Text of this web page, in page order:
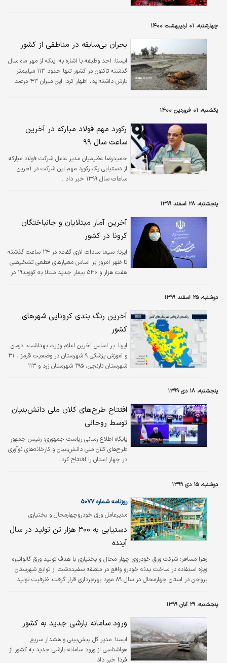
چهارشنبه، ۰۱ اردیبهشت ۱۴۰۰
بحران بی‌سابقه در مناطقی از کشور
ايسنا: احد وظیفه با اشاره به اینکه از مهر ماه سال
گذشته تاکنون در کشور تنها حدود ۱۱۳ میلیمتر
بارش داشته‌ایم، اظهار کرد: این میزان ۴۳ درصد
کاهش یافته است.
یکشنبه، ۰۱ فروردین ۱۴۰۰
رکورد مهم فولاد مبارکه در آخرین
ساعت سال ۹۹
حمیدرضا عظیمیان مدیر عامل شرکت فولاد مبارکه
از دستیابی یک رکورد مهم این شرکت در آخرین
ساعات سال ۱۳۹۹ خبر داد .
پنجشنبه، ۲۸ اسفند ۱۳۹۹
آخرین آمار مبتلایان و جانباختگان
کرونا در کشور
ایرنا:
سیما سادات لاری گفت: در ۲۴ ساعت گذشته
تا ظهر امروز بر اساس معیارهای قطعی تشخیصی
هفت هزار و ۵۳۰ بیمار جدید مبتلا به کووید۱۹ در
دوشنبه، ۲۵ اسفند ۱۳۹۹
آخرین رنگ بندی کرونایی شهرهای
کشور
ایرنا: بر اساس آخرین اعلام وزارت بهداشت، درمان
و آموزش پزشکی ۹ شهرستان در وضعیت قرمز ، ۳۱
شهرستان نارنجی، ۲۹۵ شهرستان زرد و ۱۱۳
پنجشنبه، ۱۸ دی ۱۳۹۹
افتتاح طرح‌های کلان ملی دانش‌بنیان
توسط روحانی
پایگاه اطلاع رسانی ریاست جمهوری: رئیس جمهور
طرح‌های کلان ملی دانش‌بنیان و کارخانه‌های نوآوری
در چهار استان‌ را افتتاح کرد.
دوشنبه، ۱۵ دی ۱۳۹۹
مدیرعامل ورق خودروچهارمحال و بختیاری
پیش‌بینی کرد
روزنامه شماره ۵۰۷۷
دستیابی به ۳۰۰ هزار تن تولید در سال
آینده
زهرا مسافر: شرکت ورق خودروی چهار محال و بختیاری با هدف تولید ورق گالوانیزه
ویژه استفاده در ساخت بدنه خودرو واقع در منطقه سفیددشت از توابع شهرستان
بروجن در استان چهارمحال در سال ۸۹ مورد بهره‌برداری قرار گرفت. ظرفیت تولید
تولیدی این شرکت علاوه بر بدنه خودرو در صنایع لوازم خانگی مورد استفاده قرار
می‌گیرد. در واقع شرکت ورق خودرو انواع ورق گالوانیزه به روش…
پنجشنبه، ۲۹ آبان ۱۳۹۹
ورود سامانه بارشی جدید به کشور
ايسنا: مدیر کل پیش‌بینی و هشدار سریع
هواشناسی از ورود سامانه بارشی جدید به کشور از
فردا خبر داد.